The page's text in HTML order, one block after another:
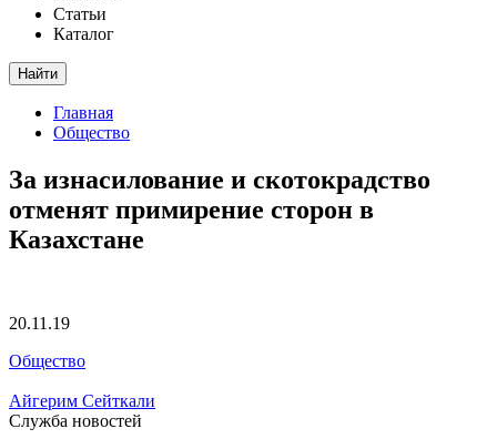
Статьи
Каталог
Найти
Главная
Общество
За изнасилование и скотокрадство
отменят примирение сторон в
Казахстане
20.11.19
Общество
Айгерим Сейткали
Служба новостей